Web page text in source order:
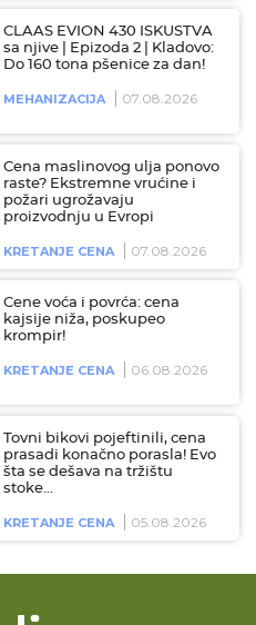
CLAAS EVION 430 ISKUSTVA
sa njive | Epizoda 2 | Kladovo:
Do 160 tona pšenice za dan!
MEHANIZACIJA 07.08.2026
Cena maslinovog ulja ponovo
raste? Ekstremne vrućine i
požari ugrožavaju
proizvodnju u Evropi
KRETANJE CENA 07.08.2026
Cene voća i povrća: cena
kajsije niža, poskupeo
krompir!
KRETANJE CENA 06.08.2026
Tovni bikovi pojeftinili, cena
prasadi konačno porasla! Evo
šta se dešava na tržištu
stoke…
KRETANJE CENA 05.08.2026